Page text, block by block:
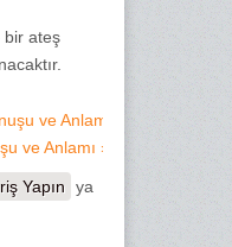
bir ateş
ve Anlamı
ve Anlamı ›
Yapın ya